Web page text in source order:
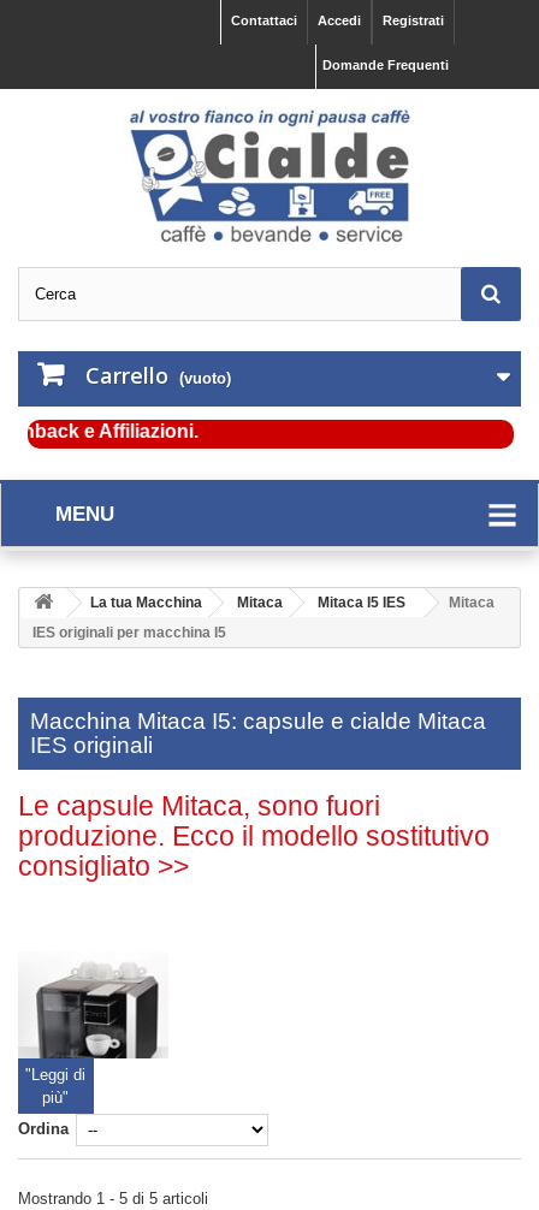
Registrati
Accedi
Contattaci
Domande Frequenti
Carrello (vuoto)
e Affiliazioni.
MENU
La tua Macchina Mitaca Mitaca I5 IES
Mitaca
IES originali per macchina I5
Macchina Mitaca I5: capsule e cialde Mitaca
IES originali
Le capsule Mitaca, sono fuori
produzione. Ecco il modello sostitutivo
consigliato >>
"Leggi di
più"
Ordina
Mostrando 1 - 5 di 5 articoli